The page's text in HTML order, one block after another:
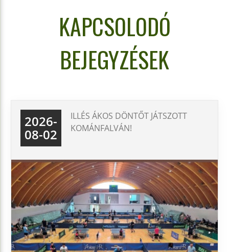
KAPCSOLODÓ
BEJEGYZÉSEK
2026-
08-02
ILLÉS ÁKOS DÖNTŐT JÁTSZOTT
KOMÁNFALVÁN!